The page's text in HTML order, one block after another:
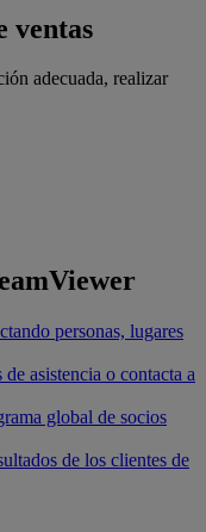
ventas
adecuada, realizar
personas, lugares
asistencia o contacta a
global de socios
de los clientes de